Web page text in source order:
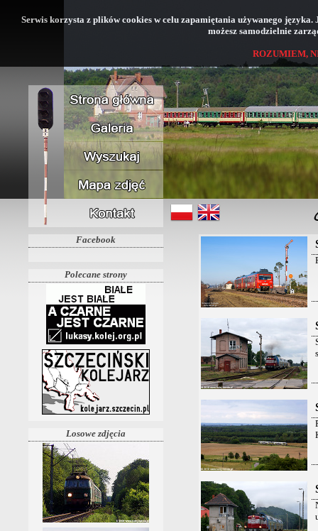
Serwis korzysta z plików cookies w celu zapamiętania używanego
możesz samodzielnie
ROZUMIEM,
Facebook
Polecane strony
Losowe zdjęcia